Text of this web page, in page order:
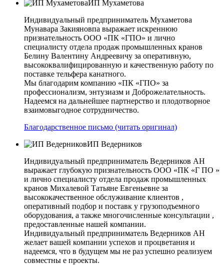
ИП Мухаметова
Индивидуальный предприниматель Мухаметова
Мунавара Закияновпа выражает искреннюю
признательность ООО «ПК «ГПО» и лично
специалисту отдела продаж промышленных кранов
Белину Валентину Андреевичу за оперативную,
высококвалифицированную и качественную работу по
поставке тельфера канатного.
Мы благодарим компанию «ПК «ГПО» за
профессионализм, энтузиазм и Доброжелательность.
Надеемся на дальнейшее партнерство и плодотворное
взаимовыгодное сотрудничество.
Благодарственное письмо (читать оригинал)
ИП Ведерников
Индивидуальный предприниматель Ведерников АН
выражает глубокую признательность ООО «ПК «Г ПО »
и лично специалисту отдела продаж промышленных
кранов Михалевой Татьяне Евгеньевне за
высококачественное обслуживание клиентов ,
оперативный подбор и поставк у грузоподъемного
оборудования, а также многочисленные консультации ,
предоставленные нашей компании.
Индивидуальный предприниматель Ведерников АН
желает вашей компании успехов и процветания и
надеемся, что в будущем мы не раз успешно реализуем
совместны е проекты.